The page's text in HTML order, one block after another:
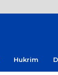
Hukrim